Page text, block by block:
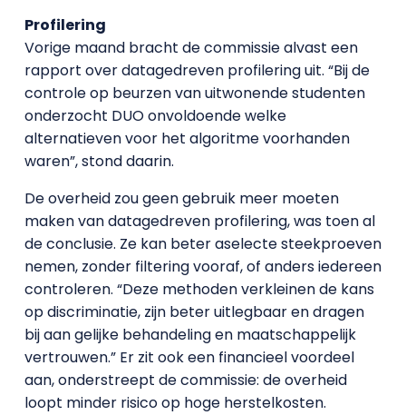
Profilering
Vorige maand bracht de commissie alvast een
rapport over datagedreven profilering uit. “Bij de
controle op beurzen van uitwonende studenten
onderzocht DUO onvoldoende welke
alternatieven voor het algoritme voorhanden
waren”, stond daarin.
De overheid zou geen gebruik meer moeten
maken van datagedreven profilering, was toen al
de conclusie. Ze kan beter aselecte steekproeven
nemen, zonder filtering vooraf, of anders iedereen
controleren. “Deze methoden verkleinen de kans
op discriminatie, zijn beter uitlegbaar en dragen
bij aan gelijke behandeling en maatschappelijk
vertrouwen.” Er zit ook een financieel voordeel
aan, onderstreept de commissie: de overheid
loopt minder risico op hoge herstelkosten.